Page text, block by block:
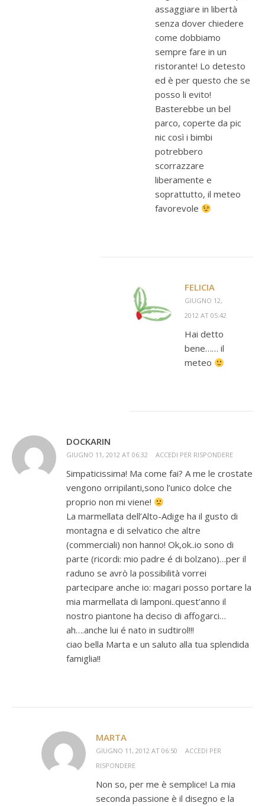
assaggiare in libertà
senza dover chiedere
come dobbiamo
sempre fare in un
ristorante! Lo detesto
ed è per questo che se
posso li evito!
Basterebbe un bel
parco, coperte da pic
nic così i bimbi
potrebbero
scorrazzare
liberamente e
soprattutto, il meteo
favorevole
FELICIA
GIUGNO 12,
2012 AT 05:42
Hai detto
bene…… il
meteo
DOCKARIN
GIUGNO 11, 2012 AT 06:32 ACCEDI PER RISPONDERE
Simpaticissima! Ma come fai? A me le crostate
vengono orripilanti,sono l’unico dolce che
proprio non mi viene!
La marmellata dell’Alto-Adige ha il gusto di
montagna e di selvatico che altre
(commerciali) non hanno! Ok,ok..io sono di
parte (ricordi: mio padre é di bolzano)…per il
raduno se avrò la possibilità vorrei
partecipare anche io: magari posso portare la
mia marmellata di lamponi..quest’anno il
nostro piantone ha deciso di affogarci…
ah….anche lui é nato in sudtirol!!!
ciao bella Marta e un saluto alla tua splendida
famiglia!!
MARTA
GIUGNO 11, 2012 AT 06:50
ACCEDI PER
RISPONDERE
Non so, per me è semplice! La mia
seconda passione è il disegno e la